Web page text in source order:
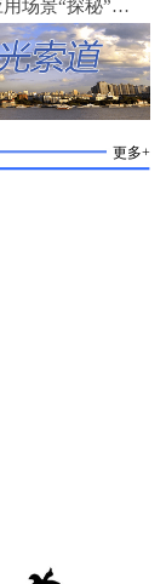
冰城5G网络建设进程加速 记者深入5G应用场景“探秘”未来
更多+